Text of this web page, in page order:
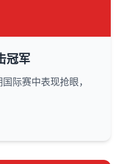
冠军
际赛中表现抢眼，